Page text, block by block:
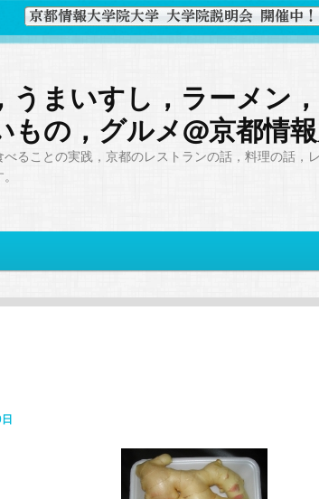
うまいすし，ラーメン
もの，グルメ@京都情
ることの実践，京都のレストランの話，料理の話，